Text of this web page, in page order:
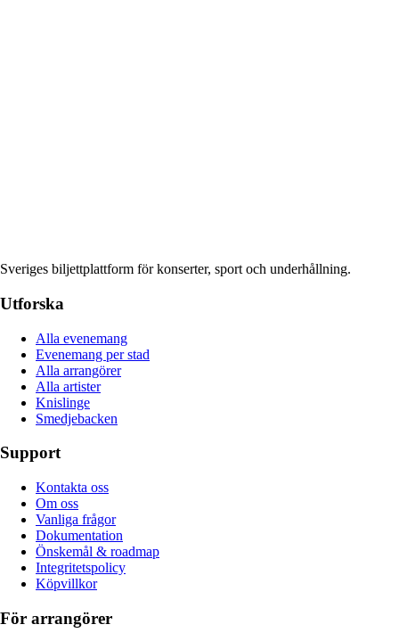
Sveriges biljettplattform för konserter, sport och underhållning.
Utforska
Alla evenemang
Evenemang per stad
Alla arrangörer
Alla artister
Knislinge
Smedjebacken
Support
Kontakta oss
Om oss
Vanliga frågor
Dokumentation
Önskemål & roadmap
Integritetspolicy
Köpvillkor
För arrangörer